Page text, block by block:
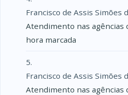
Francisco de Assis Simões
Atendimento nas agências
hora marcada
Francisco de Assis Simões
Atendimento nas agências